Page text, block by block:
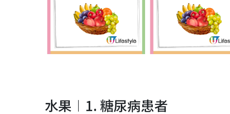
水果︱1. 糖尿病患者